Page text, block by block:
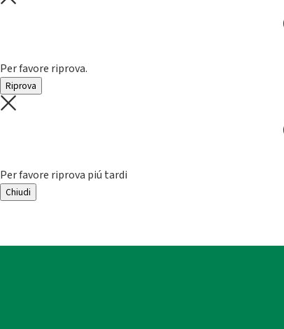
Per favore riprova.
Riprova
Per favore riprova piú tardi
Chiudi